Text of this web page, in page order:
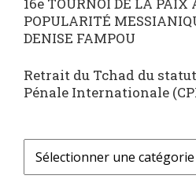
POPULARITÉ
DENISE FAMPOU
Retrait du Tchad du
Pénale Internationale